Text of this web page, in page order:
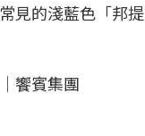
見的淺藍色「邦提